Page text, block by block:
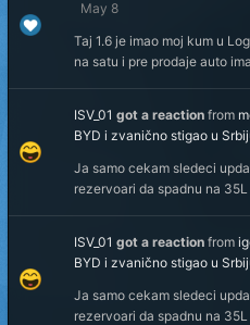
May 8
Taj 1.6 je imao moj kum u
na satu i pre prodaje auto
ISV_01 got a reaction from
BYD i zvanično stigao u
Ja samo cekam sledeci
rezervoari da spadnu na
ISV_01 got a reaction from
BYD i zvanično stigao u
Ja samo cekam sledeci
rezervoari da spadnu na